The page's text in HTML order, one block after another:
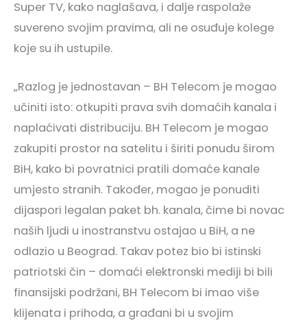
Super TV, kako naglašava, i dalje raspolaže
suvereno svojim pravima, ali ne osuđuje kolege
koje su ih ustupile.
„Razlog je jednostavan – BH Telecom je mogao
učiniti isto: otkupiti prava svih domaćih kanala i
naplaćivati distribuciju. BH Telecom je mogao
zakupiti prostor na satelitu i širiti ponudu širom
BiH, kako bi povratnici pratili domaće kanale
umjesto stranih. Također, mogao je ponuditi
dijaspori legalan paket bh. kanala, čime bi novac
naših ljudi u inostranstvu ostajao u BiH, a ne
odlazio u Beograd. Takav potez bio bi istinski
patriotski čin – domaći elektronski mediji bi bili
finansijski podržani, BH Telecom bi imao više
klijenata i prihoda, a građani bi u svojim